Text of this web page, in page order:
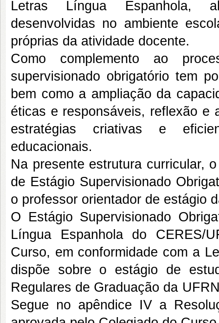
Letras Língua Espanhola,
desenvolvidas no ambiente
próprias da atividade docente.
Como complemento ao
supervisionado obrigatório tem
bem como a ampliação da
éticas e responsáveis, reflexão e
estratégias criativas e
educacionais.
Na presente estrutura curricular,
de Estágio Supervisionado
o professor orientador de estágio
O Estágio Supervisionado
Língua Espanhola do CERES/
Curso, em conformidade com a
dispõe sobre o estágio de
Regulares de Graduação da
Segue no apêndice IV a